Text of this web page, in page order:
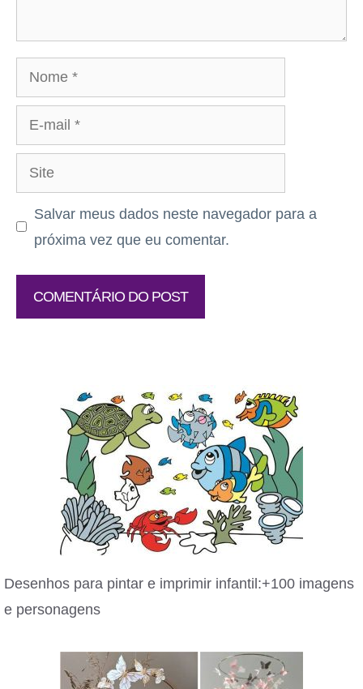
Nome
mail
Site
Salvar meus dados neste navegador para a
próxima vez que eu comentar.
Desenhos para pintar e imprimir infantil:+100 imagens
e personagens